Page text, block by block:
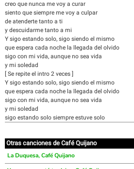
creo que nunca me voy a curar
siento que siempre me voy a culpar
de atenderte tanto a ti
y descuidarme tanto a mi
Y sigo estando solo, sigo siendo el mismo
que espera cada noche la llegada del olvido
sigo con mi vida, aunque no sea vida
y mi soledad
[ Se repite el intro 2 veces ]
Y sigo estando solo, sigo siendo el mismo
que espera cada noche la llegada del olvido
sigo con mi vida, aunque no sea vida
y mi soledad
sigo estando solo siempre estuve solo
Otras canciones de Café Quijano
La Duquesa, Café Quijano